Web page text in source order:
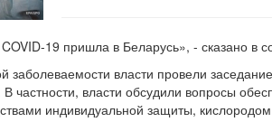
19 пришла в Беларусь», - сказано в
заболеваемости власти провели
частности, власти обсудили вопросы
индивидуальной защиты,